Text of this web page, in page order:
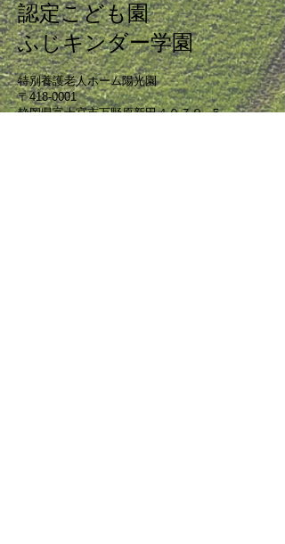
認定こども園
ふじキンダー学園
特別養護老人ホーム陽光園
〒418-0001
静岡県富士宮市万野原新田４０７９−５